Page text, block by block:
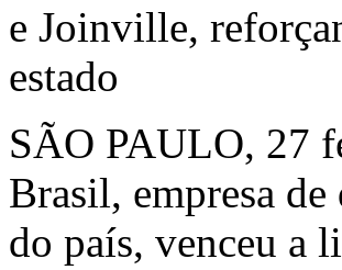
e Joinville,
estado
SÃO PAULO, 27
Brasil, empresa de
do país, venceu a